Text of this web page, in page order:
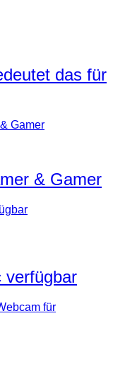
das für
& Gamer
verfügbar